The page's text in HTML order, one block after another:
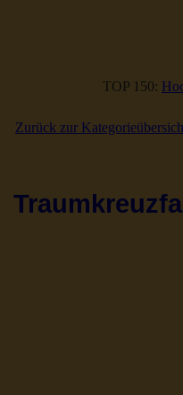
TOP 150:
Zurück zur